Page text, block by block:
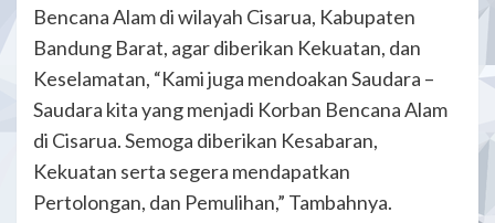
Bencana Alam di wilayah Cisarua, Kabupaten
Bandung Barat, agar diberikan Kekuatan, dan
Keselamatan, “Kami juga mendoakan Saudara –
Saudara kita yang menjadi Korban Bencana Alam
di Cisarua. Semoga diberikan Kesabaran,
Kekuatan serta segera mendapatkan
Pertolongan, dan Pemulihan,” Tambahnya.